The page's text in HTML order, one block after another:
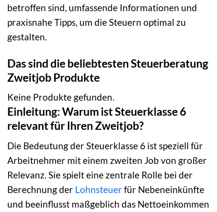
betroffen sind, umfassende Informationen und
praxisnahe Tipps, um die Steuern optimal zu
gestalten.
Das sind die beliebtesten Steuerberatung
Zweitjob Produkte
Keine Produkte gefunden.
Einleitung: Warum ist Steuerklasse 6
relevant für Ihren Zweitjob?
Die Bedeutung der Steuerklasse 6 ist speziell für
Arbeitnehmer mit einem zweiten Job von großer
Relevanz. Sie spielt eine zentrale Rolle bei der
Berechnung der Lohnsteuerfür Nebeneinkünfte
und beeinflusst maßgeblich das Nettoeinkommen